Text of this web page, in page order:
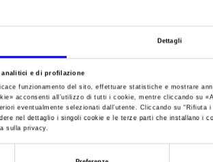
Dettagli
analitici e di profilazione
funzionamento del sito, effettuare statistiche e mostrare
» acconsenti all’utilizzo di tutti i cookie, mentre cliccando su «
eventualmente selezionati dall’utente. Cliccando su “Rifiuta i
nel dettaglio i singoli cookie e le terze parti che installano i
sulla privacy.
Verona
Il primo forum internazionale
Data
Frequenza